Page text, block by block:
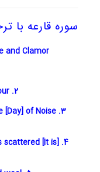
سوره قارعه با
and Clamor
2. What is the [Day] of Noise and Clamour?
[Day] of Noise
scattered